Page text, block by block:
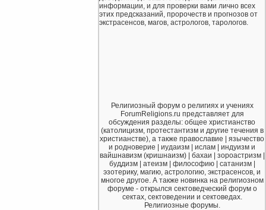
информации, и для проверки вами лично всех
этих предсказаний, пророчеств и прогнозов от
экстрасенсов, магов, астрологов, тарологов.
Религиозный форум о религиях и учениях
ForumReligions.ru представляет для
обсуждения разделы: общее христианство
(католицизм, протестантизм и другие течения в
христианстве), а также православие | язычество
и родноверие | иудаизм | ислам | индуизм и
вайшнавизм (кришнаизм) | бахаи | зороастризм |
буддизм | атеизм | философию | сатанизм |
эзотерику, магию, астрологию, экстрасенсов, и
многое другое. А также новинка на религиозном
форуме - открылся сектоведческий форум о
сектах, сектоведении и сектоведах.
Религиозные форумы.